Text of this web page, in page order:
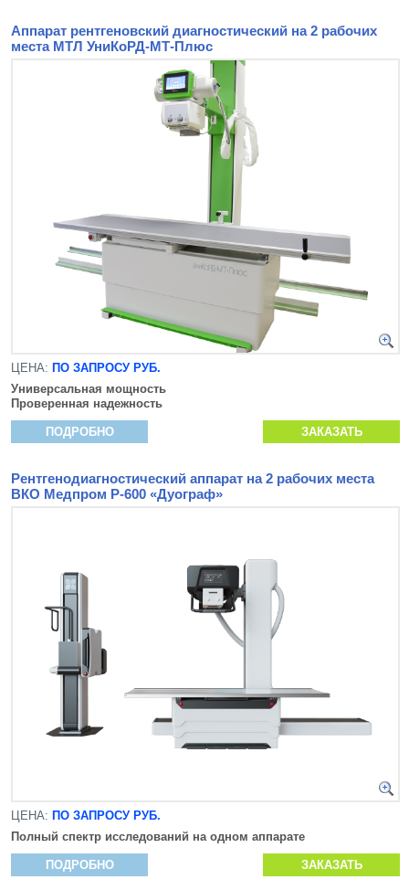
Аппарат рентгеновский диагностический на 2 рабочих
места МТЛ УниКоРД-МТ-Плюс
ЦЕНА: ПО ЗАПРОСУ РУБ.
Универсальная мощность
Проверенная надежность
ПОДРОБНО ЗАКАЗАТЬ
Рентгенодиагностический аппарат на 2 рабочих места
ВКО Медпром Р-600 «Дуограф»
ЦЕНА: ПО ЗАПРОСУ РУБ.
Полный спектр исследований на одном аппарате
ПОДРОБНО ЗАКАЗАТЬ